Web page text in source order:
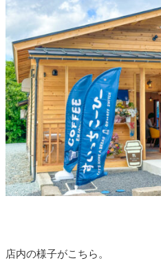
店内の様子がこちら。